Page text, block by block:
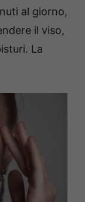
al giorno,
il viso,
La